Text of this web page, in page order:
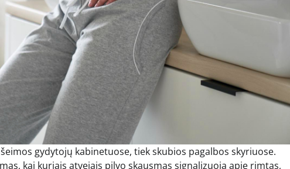
gydytojų kabinetuose, tiek skubios pagalbos skyriuose.
kai kuriais atvejais pilvo skausmas signalizuoja apie rimtas,